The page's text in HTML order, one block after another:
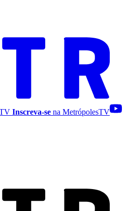
Inscreva-se na MetrópolesTV